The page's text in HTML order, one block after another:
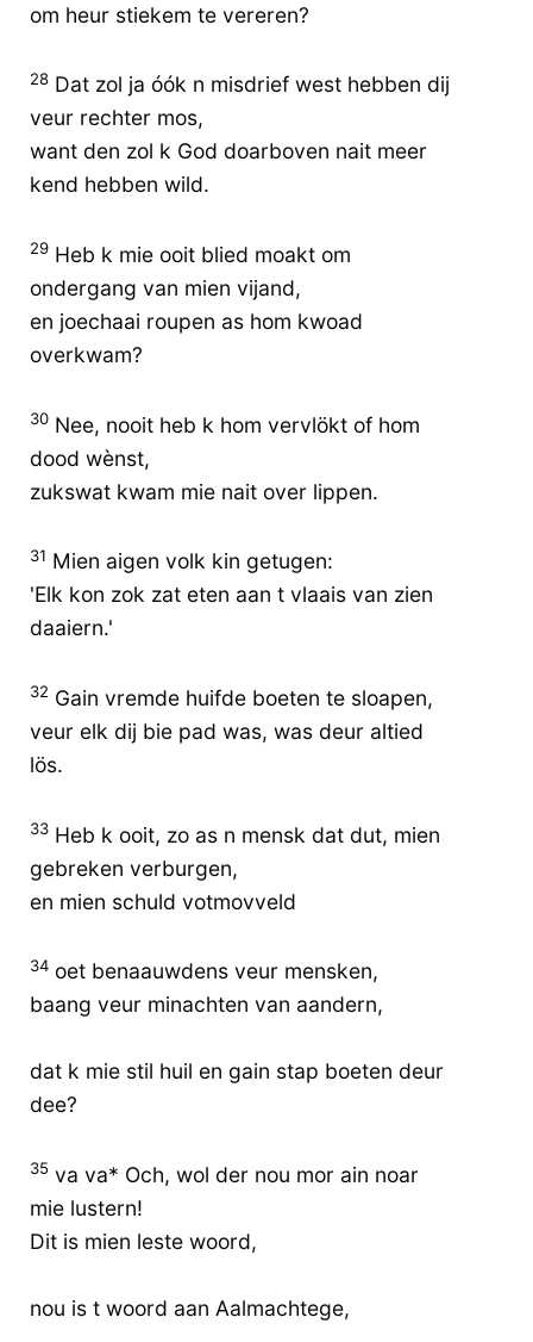
om heur stiekem te vereren?
28 Dat zol ja óók n misdrief west hebben dij
veur rechter mos,
want den zol k God doarboven nait meer
kend hebben wild.
29 Heb k mie ooit blied moakt om
ondergang van mien vijand,
en joechaai roupen as hom kwoad
overkwam?
30 Nee, nooit heb k hom vervlökt of hom
dood wènst,
zukswat kwam mie nait over lippen.
31 Mien aigen volk kin getugen:
'Elk kon zok zat eten aan t vlaais van zien
daaiern.'
32 Gain vremde huifde boeten te sloapen,
veur elk dij bie pad was, was deur altied
lös.
33 Heb k ooit, zo as n mensk dat dut, mien
gebreken verburgen,
en mien schuld votmovveld
34 oet benaauwdens veur mensken,
baang veur minachten van aandern,
dat k mie stil huil en gain stap boeten deur
dee?
35 va va* Och, wol der nou mor ain noar
mie lustern!
Dit is mien leste woord,
nou is t woord aan Aalmachtege,